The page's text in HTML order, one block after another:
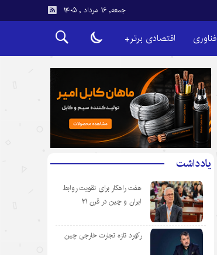
جمعه, ۱۶ مرداد , ۱۴۰۵
فناوری اقتصادی برتر+
یادداشت
هفت راهکار برای تقویت روابط
ایران و چین در قرن ۲۱
رکورد تازه تجارت خارجی چین